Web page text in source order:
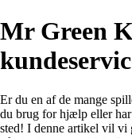
Mr Green
Er du en af de mange
du brug for hjælp eller har
sted! I denne artikel vil vi